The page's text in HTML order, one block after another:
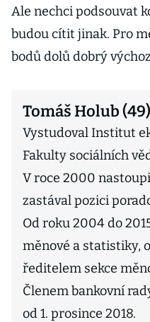
Ale nechci podsouvat
budou cítit jinak. Pro
bodů dolů dobrý
Tomáš Holub (49)
Vystudoval Institut
Fakulty sociálních
V roce 2000
zastával pozici
Od roku 2004 do
měnové a statistiky,
ředitelem sekce
Členem bankovní
od 1. prosince 2018.